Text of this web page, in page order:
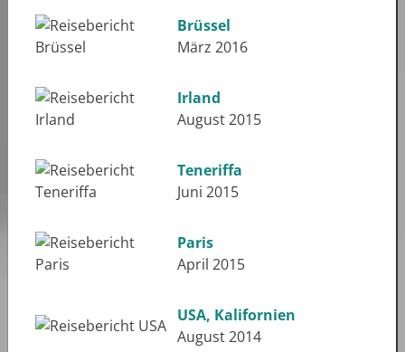
Brüssel
März 2016
Irland
August 2015
Teneriffa
Juni 2015
Paris
April 2015
USA, Kalifornien
August 2014